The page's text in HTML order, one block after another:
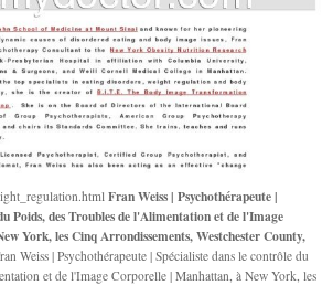
Fran Weiss | Psychothérapeute |
Poids, des Troubles de l'Alimentation et de l'Image
York, les Cinq Arrondissements, Westchester County,
Weiss | Psychothérapeute | Spécialiste dans le contrôle du
et de l'Image Corporelle | Manhattan, à New York, les